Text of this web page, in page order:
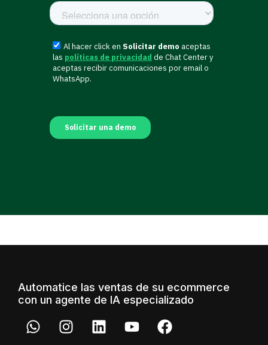
Automatice las ventas de su ecommerce
con un agente de IA especializado